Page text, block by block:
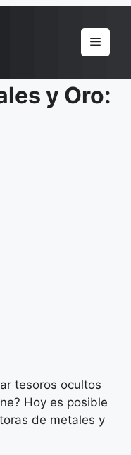
Menu
y Oro:
tesoros ocultos
Hoy es posible
de metales y